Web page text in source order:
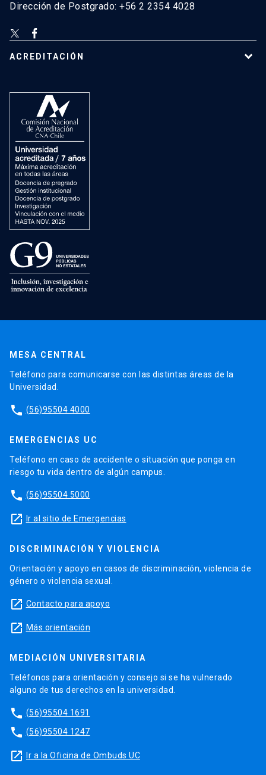
Dirección de Postgrado: +56 2 2354 4028
ACREDITACIÓN
MESA CENTRAL
Teléfono para comunicarse con las distintas áreas de la
Universidad.
phone (56)95504 4000
EMERGENCIAS UC
Teléfono en caso de accidente o situación que ponga en
riesgo tu vida dentro de algún campus.
phone (56)95504 5000
launch Ir al sitio de Emergencias
DISCRIMINACIÓN Y VIOLENCIA
Orientación y apoyo en casos de discriminación, violencia de
género o violencia sexual.
launch Contacto para apoyo
launch Más orientación
MEDIACIÓN UNIVERSITARIA
Teléfonos para orientación y consejo si se ha vulnerado
alguno de tus derechos en la universidad.
phone (56)95504 1691
phone (56)95504 1247
launch Ir a la Oficina de Ombuds UC